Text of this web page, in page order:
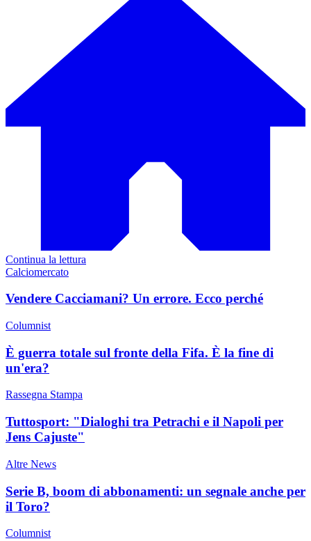
Continua la lettura
Calciomercato
Vendere Cacciamani? Un errore. Ecco perché
Columnist
È guerra totale sul fronte della Fifa. È la fine di
un'era?
Rassegna Stampa
Tuttosport: "Dialoghi tra Petrachi e il Napoli per
Jens Cajuste"
Altre News
Serie B, boom di abbonamenti: un segnale anche per
il Toro?
Columnist